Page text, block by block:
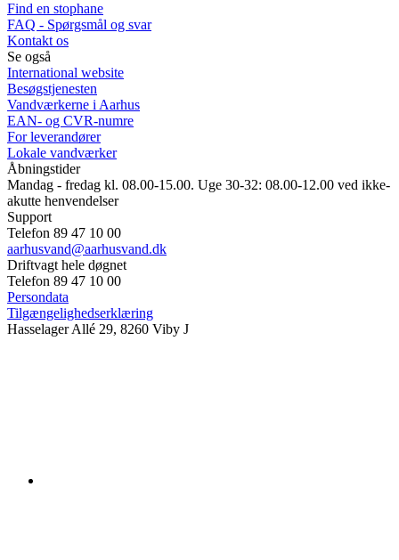
Find en stophane
FAQ - Spørgsmål og svar
Kontakt os
Se også
International website
Besøgstjenesten
Vandværkerne i Aarhus
EAN- og CVR-numre
For leverandører
Lokale vandværker
Åbningstider
Mandag - fredag kl. 08.00-15.00. Uge 30-32: 08.00-12.00 ved ikke-
akutte henvendelser
Support
Telefon 89 47 10 00
aarhusvand@aarhusvand.dk
Driftvagt hele døgnet
Telefon 89 47 10 00
Persondata
Tilgængelighedserklæring
Hasselager Allé 29, 8260 Viby J